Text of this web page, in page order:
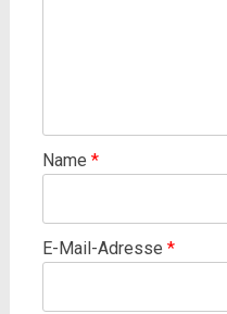
Name *
E-Mail-Adresse *